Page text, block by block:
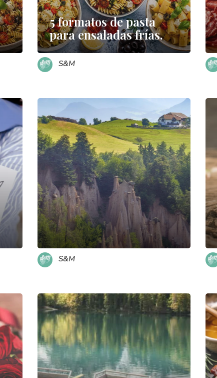
5 formatos de pasta
para ensaladas frías.
S&M
S&M